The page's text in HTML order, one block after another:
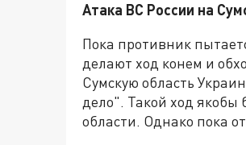
Атака ВС России на
Пока противник
делают ход конем и
Сумскую область
дело". Такой ход якобы
области. Однако пока